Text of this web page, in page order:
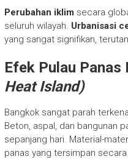
Perubahan iklim secara
seluruh wilayah. Urbanisasi
yang sangat signifikan,
Efek Pulau Panas
Heat Island)
Bangkok sangat parah
Beton, aspal, dan bangunan
sepanjang hari. Material-
panas yang tersimpan